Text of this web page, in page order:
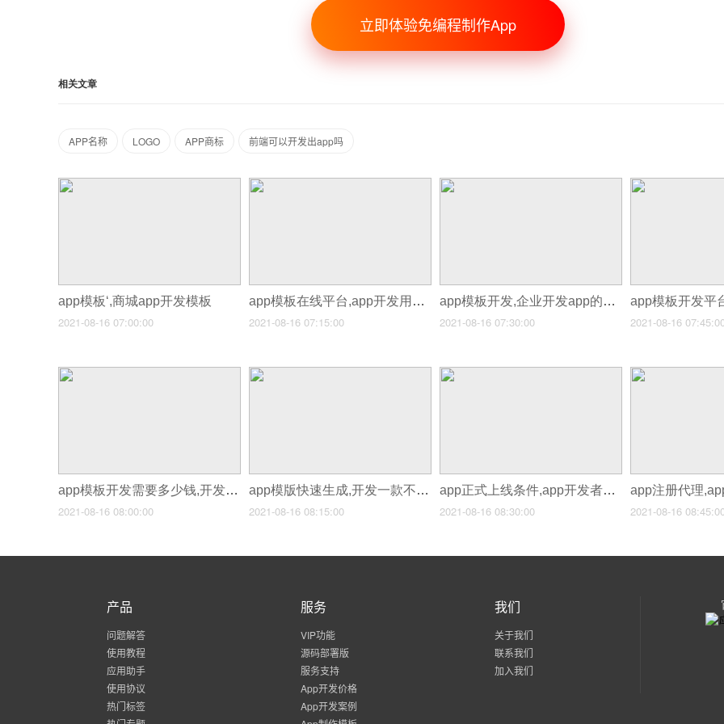
立即体验免编程制作App
相关文章
APP名称 LOGO APP商标 前端可以开发出app吗
app模板‘,商城app开发模板
2021-08-16 07:00:00
app模板在线平台,app开发用哪个平台
2021-08-16 07:15:00
app模板开发,企业开发app的坏处
2021-08-16 07:30:00 2021-08-16
app模板开发需要多少钱,开发拼团app
2021-08-16 08:00:00
app模版快速生成,开发一款不联网app
2021-08-16 08:15:00
app正式上线条件,app开发者转移
2021-08-16 08:30:00
app注册代理
2021-08-16
产品
问题解答
使用教程
应用助手
使用协议
热门标签
服务
VIP功能
源码部署版
服务支持
App开发价格
App开发案例
我们
关于我们
联系我们
加入我们